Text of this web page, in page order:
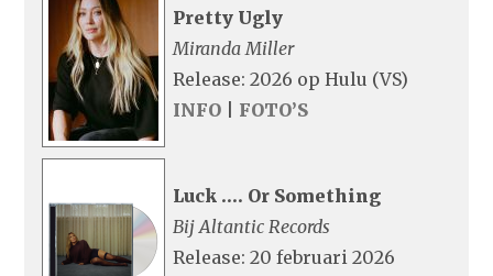
Pretty Ugly
Miranda Miller
Release: 2026 op Hulu (VS)
INFO
FOTO’S
Luck …. Or Something
Bij Altantic Records
Release: 20 februari 2026